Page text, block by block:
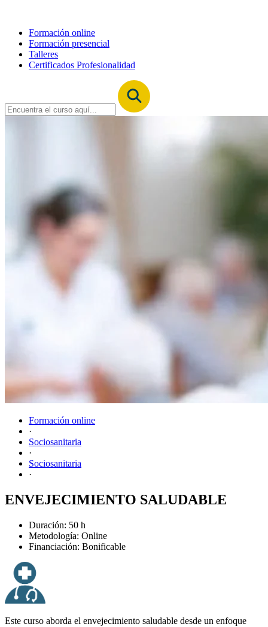
Formación online
Formación presencial
Talleres
Certificados Profesionalidad
Formación online
·
Sociosanitaria
·
Sociosanitaria
·
ENVEJECIMIENTO SALUDABLE
Duración: 50 h
Metodología: Online
Financiación: Bonificable
Este curso aborda el envejecimiento saludable desde un enfoque